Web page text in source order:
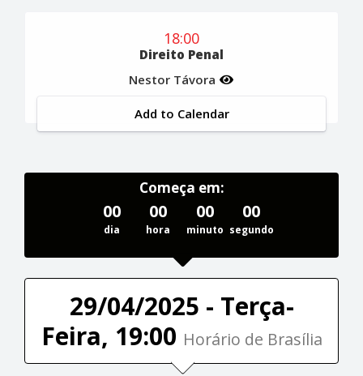
18:00
Direito Penal
Nestor Távora
Add to Calendar
Começa em:
00
dia
00
hora
00
minuto
00
segundo
29/04/2025 - Terça-
Feira, 19:00 Horário de Brasília